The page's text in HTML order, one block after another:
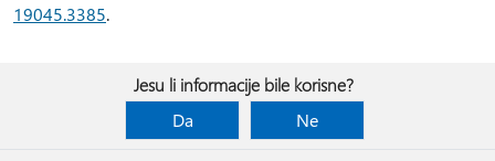
19045.3385.
Jesu li informacije bile korisne?
Da
Ne